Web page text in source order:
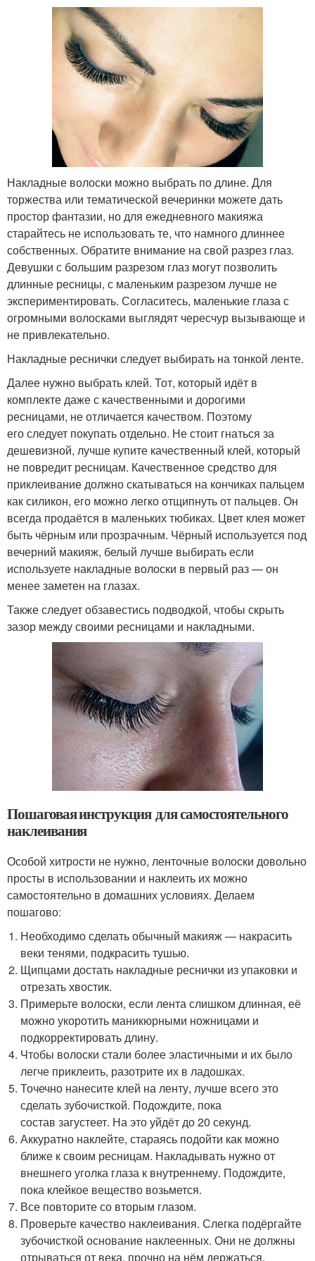
Накладные волоски можно выбрать по длине. Для
торжества или тематической вечеринки можете дать
простор фантазии, но для ежедневного макияжа
старайтесь не использовать те, что намного длиннее
собственных. Обратите внимание на свой разрез глаз.
Девушки с большим разрезом глаз могут позволить
длинные ресницы, с маленьким разрезом лучше не
экспериментировать. Согласитесь, маленькие глаза с
огромными волосками выглядят чересчур вызывающе и
не привлекательно.
Накладные реснички следует выбирать на тонкой ленте.
Далее нужно выбрать клей. Тот, который идёт в
комплекте даже с качественными и дорогими
ресницами, не отличается качеством. Поэтому
его следует покупать отдельно. Не стоит гнаться за
дешевизной, лучше купите качественный клей, который
не повредит ресницам. Качественное средство для
приклеивание должно скатываться на кончиках пальцем
как силикон, его можно легко отщипнуть от пальцев. Он
всегда продаётся в маленьких тюбиках. Цвет клея может
быть чёрным или прозрачным. Чёрный используется под
вечерний макияж, белый лучше выбирать если
используете накладные волоски в первый раз — он
менее заметен на глазах.
Также следует обзавестись подводкой, чтобы скрыть
зазор между своими ресницами и накладными.
Пошаговая инструкция для самостоятельного
наклеивания
Особой хитрости не нужно, ленточные волоски довольно
просты в использовании и наклеить их можно
самостоятельно в домашних условиях. Делаем
пошагово:
Необходимо сделать обычный макияж — накрасить
веки тенями, подкрасить тушью.
Щипцами достать накладные реснички из упаковки и
отрезать хвостик.
Примерьте волоски, если лента слишком длинная, её
можно укоротить маникюрными ножницами и
подкорректировать длину.
Чтобы волоски стали более эластичными и их было
легче приклеить, разотрите их в ладошках.
Точечно нанесите клей на ленту, лучше всего это
сделать зубочисткой. Подождите, пока
состав загустеет. На это уйдёт до 20 секунд.
Аккуратно наклейте, стараясь подойти как можно
ближе к своим ресницам. Накладывать нужно от
внешнего уголка глаза к внутреннему. Подождите,
пока клейкое вещество возьмется.
Все повторите со вторым глазом.
Проверьте качество наклеивания. Слегка подёргайте
зубочисткой основание наклеенных. Они не должны
отрываться от века, прочно на нём держаться.